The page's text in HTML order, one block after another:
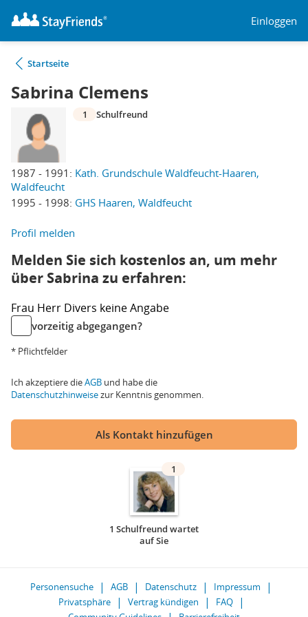
Einloggen
Startseite
Sabrina Clemens
1987 - 1991: Kath. Grundschule Waldfeucht-Haaren,
Waldfeucht
1995 - 1998: GHS Haaren, Waldfeucht
1 Schulfreund
Profil melden
Melden Sie sich kostenlos an, um mehr
über Sabrina zu erfahren:
Frau Herr Divers keine Angabe
vorzeitig abgegangen?
* Pflichtfelder
Ich akzeptiere dieAGB und habe die
Datenschutzhinweisezur Kenntnis genommen.
Als Kontakt hinzufügen
1
1 Schulfreund wartet
auf Sie
Personensuche AGB Datenschutz
Impressum
Privatsphäre
Vertrag kündigen
FAQ